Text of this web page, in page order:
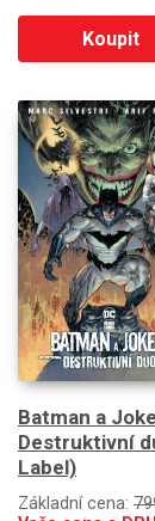
Koupit
Batman a
Destruktivní
Label)
Základní cena: